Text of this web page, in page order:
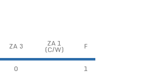
ZA 3 ZA 1
(C/W) F
0
1